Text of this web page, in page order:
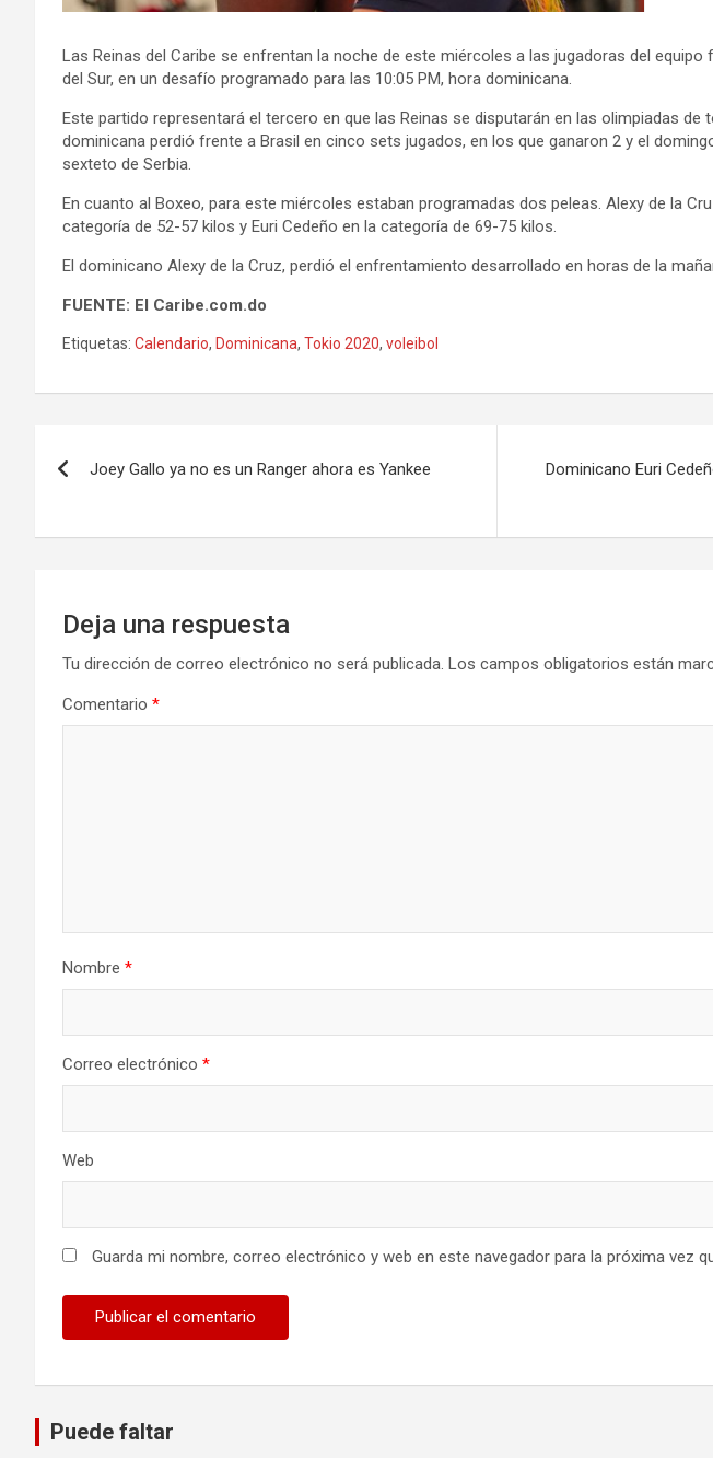
Las Reinas del Caribe se enfrentan la noche de este miércoles a las jugadoras del equipo
del Sur, en un desafío programado para las 10:05 PM, hora dominicana.
Este partido representará el tercero en que las Reinas se disputarán en las olimpiadas de
dominicana perdió frente a Brasil en cinco sets jugados, en los que ganaron 2 y el
sexteto de Serbia.
En cuanto al Boxeo, para este miércoles estaban programadas dos peleas. Alexy de la
categoría de 52-57 kilos y Euri Cedeño en la categoría de 69-75 kilos.
El dominicano Alexy de la Cruz, perdió el enfrentamiento desarrollado en horas de la
FUENTE: El Caribe.com.do
Etiquetas: Calendario, Dominicana, Tokio 2020, voleibol
de
entradas
Joey Gallo ya no es un Ranger ahora es Yankee
Dominicano Euri
Deja una respuesta
Tu dirección de correo electrónico no será publicada. Los campos obligatorios están
Comentario *
Nombre *
Correo electrónico *
Web
Guarda mi nombre, correo electrónico y web en este navegador para la próxima vez
Puede faltar